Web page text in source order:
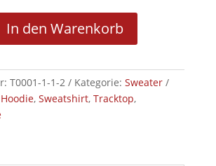
In den Warenkorb
T0001-1-1-2 Kategorie: Sweater
Hoodie, Sweatshirt, Tracktop,